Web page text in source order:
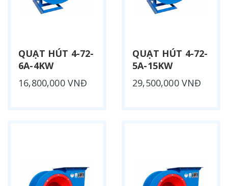
QUẠT HÚT 4-72-
6A-4KW
16,800,000 VNĐ
QUẠT HÚT 4-72-
5A-15KW
29,500,000 VNĐ